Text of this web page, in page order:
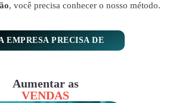
, você precisa conhecer o nosso método.
EMPRESA PRECISA DE
Aumentar as
VENDAS